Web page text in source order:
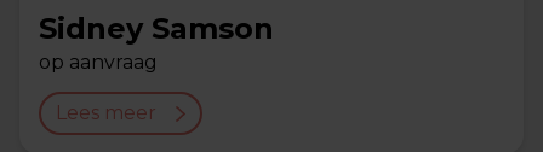
Sidney Samson
op aanvraag
Lees meer